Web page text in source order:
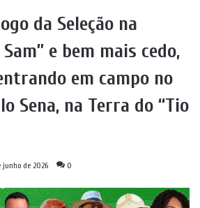
da Seleção na
e bem mais cedo,
em campo no
Sena, na Terra do “Tio
junho de 2026 0